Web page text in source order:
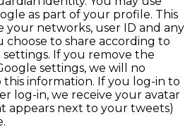
as part of your profile. This
your networks, user ID and any
to share according to
If you remove the
settings, we will no
this information. If you log-in to
log-in, we receive your avatar
appears next to your tweets)